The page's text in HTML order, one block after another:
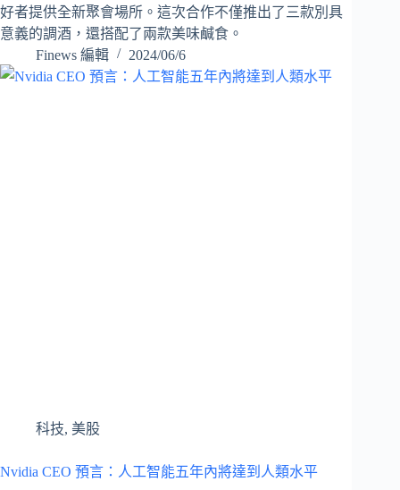
好者提供全新聚會場所。這次合作不僅推出了三款別具
意義的調酒，還搭配了兩款美味鹹食。
Finews 編輯
2024/06/6
科技, 美股
Nvidia CEO 預言：人工智能五年內將達到人類水平